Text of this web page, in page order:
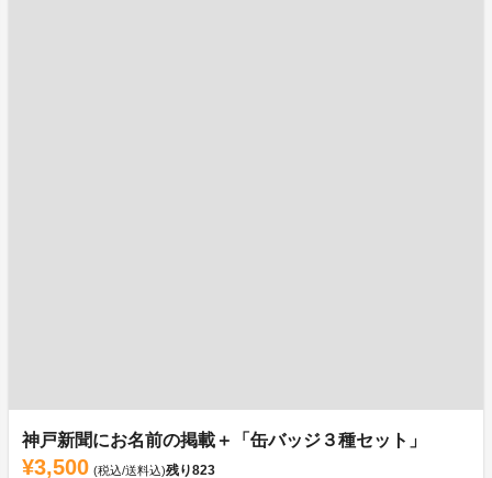
神戸新聞にお名前の掲載＋「缶バッジ３種セット」
¥3,500 (税込/送料込)残り823